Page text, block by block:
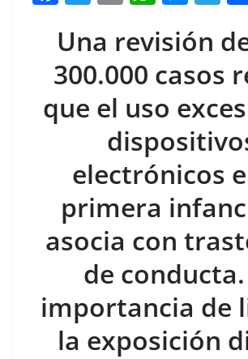
c
e
b
o
itt
er
ai
l
at
s
A
p
p
ss
e
n
g
er
e
gr
a
m
Una revisión
300.000 casos
que el uso
electrónicos
primera
asocia con
de conducta.
importancia de
la exposición